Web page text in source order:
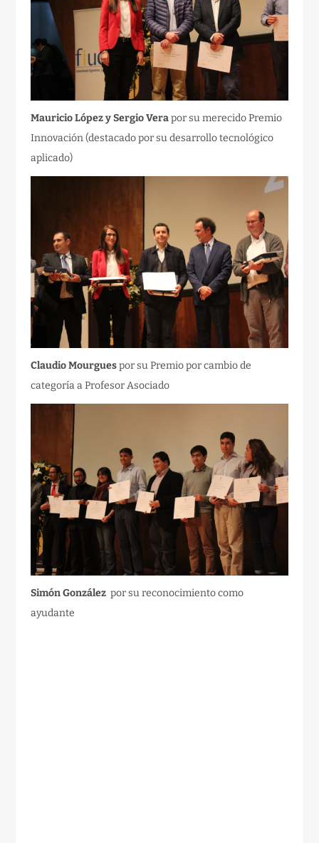
Mauricio López y Sergio Verapor su merecido Premio
Innovación (destacado por su desarrollo tecnológico
aplicado)
Claudio Mourguespor su Premio por cambio de
categoría a Profesor Asociado
Simón González por su reconocimiento como
ayudante